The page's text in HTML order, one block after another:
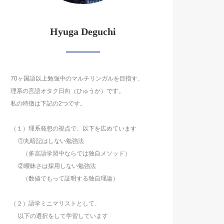
Hyuga Deguchi
70ヶ国語以上勉強中のマルチリンガルを目指す、
理系の言語オタク日向（ひゅうが）です。
私の特徴は下記の2つです。
（１）理系発想の視点で、以下を広めています
①丸暗記はしない勉強法
（多言語学習中ならでは独自メソッド）
②曖昧さは採用しない勉強法
（数値でもって証明する独自理論）
（２）語学ミニマリストとして、
以下の選択をして学習しています